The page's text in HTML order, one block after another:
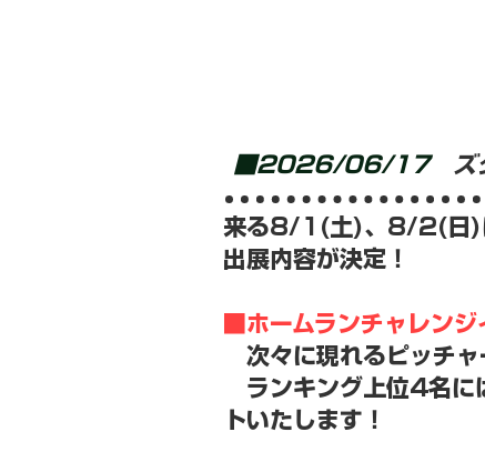
■2026/06/17
来る8/1(土)、8/2(日)
出展内容が決定！
■ホームランチャレンジ
次々に現れるピッチャ
ランキング上位4名に
トいたします！